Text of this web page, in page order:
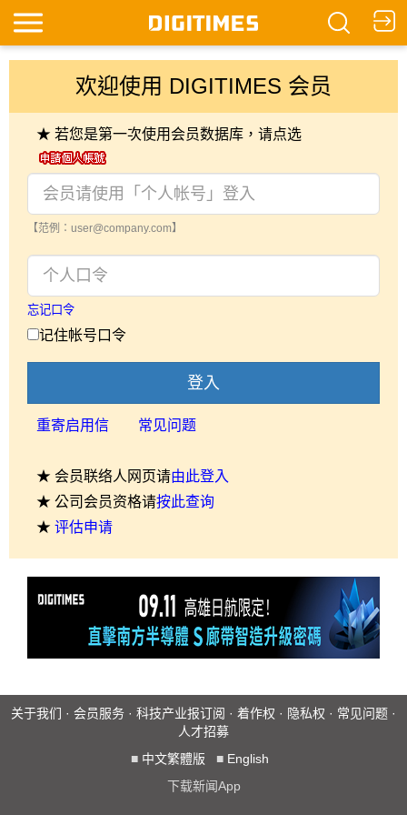
欢迎使用 DIGITIMES 会员
★ 若您是第一次使用会员数据库，请点选
【范例：user@company.com】
忘记口令
记住帐号口令
登入
重寄启用信 常见问题
★ 会员联络人网页请由此登入
★ 公司会员资格请按此查询
★ 评估申请
关于我们 · 会员服务 · 科技产业报订阅 · 着作权 · 隐私权 · 常见问题 ·
人才招募
■ 中文繁體版 ■ English
下载新闻App